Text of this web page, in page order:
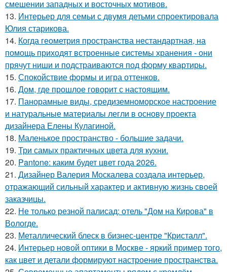
смешении западных и восточных мотивов.
13. Интерьер для семьи с двумя детьми спроектировала
Юлия старикова.
14. Когда геометрия пространства нестандартная, на
помощь приходят встроенные системы хранения - они
прячут ниши и подстраиваются под форму квартиры.
15. Спокойствие формы и игра оттенков.
16. Дом, где прошлое говорит с настоящим.
17. Панорамные виды, средиземноморское настроение
и натуральные материалы легли в основу проекта
дизайнера Елены Кулагиной.
18. Маленькое пространство - большие задачи.
19. Три самых практичных цвета для кухни.
20. Pantone: каким будет цвет года 2026.
21. Дизайнер Валерия Москалева создала интерьер,
отражающий сильный характер и активную жизнь своей
заказчицы.
22. Не только резной палисад: отель "Дом на Кирова" в
Вологде.
23. Металлический блеск в бизнес-центре "Кристалл".
24. Интерьер новой оптики в Москве - яркий пример того,
как цвет и детали формируют настроение пространства.